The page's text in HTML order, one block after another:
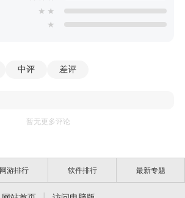
★ ★
★
中评 差评
暂无更多评论
网游排行 软件排行 最新专题